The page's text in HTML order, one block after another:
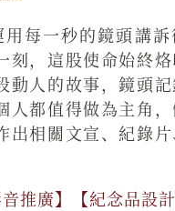
每一秒的鏡頭講
刻，這股使命始終
動人的故事，鏡頭
人都值得做為主角，
相關文宣、紀錄片
推廣】【紀念品設計